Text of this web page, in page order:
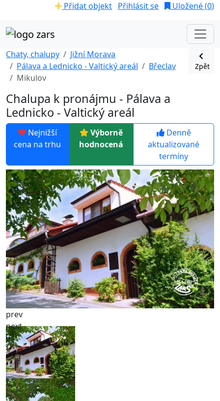
Přidat objekt Přihlásit se Uložené (0)
Chaty, chalupy
Jižní Morava
Pálava a Lednicko - Valtický areál
Břeclav
Mikulov
Zpět
Chalupa k pronájmu - Pálava a
Lednicko - Valtický areál
Nejnižší
cena na trhu
Výborně
hodnocená
Denně
aktualizované
termíny
prev
next